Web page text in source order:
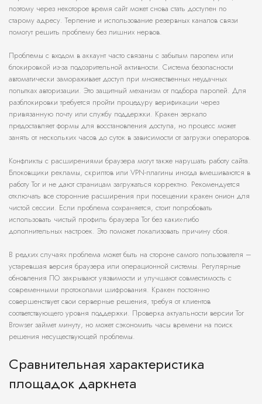
поэтому через некоторое время сайт может снова стать доступен по
старому адресу. Терпение и использование резервных каналов связи
помогут решить проблему без лишних нервов.
Проблемы с входом в аккаунт часто связаны с забытым паролем или
блокировкой из-за подозрительной активности. Система безопасности
автоматически замораживает доступ при множественных неудачных
попытках авторизации. Это защитный механизм от подбора паролей. Для
разблокировки требуется пройти процедуру верификации через
привязанную почту или службу поддержки. Кракен зеркало
предоставляет формы для восстановления доступа, но процесс может
занять от нескольких часов до суток в зависимости от загрузки операторов.
Конфликты с расширениями браузера могут также нарушать работу сайта.
Блоковщики рекламы, скриптов или VPN-плагины иногда вмешиваются в
работу Tor и не дают страницам загружаться корректно. Рекомендуется
отключать все сторонние расширения при посещении кракен онион для
чистой сессии. Если проблема сохраняется, стоит попробовать
использовать чистый профиль браузера Tor без каких-либо
дополнительных настроек. Это поможет локализовать причину сбоя.
В редких случаях проблема может быть на стороне самого пользователя –
устаревшая версия браузера или операционной системы. Регулярные
обновления ПО закрывают уязвимости и улучшают совместимость с
современными протоколами шифрования. Кракен постоянно
совершенствует свои серверные решения, требуя от клиентов
соответствующего уровня поддержки. Проверка актуальности версии Tor
Browser займет минуту, но может сэкономить часы времени на поиск
решения несуществующей проблемы.
Сравнительная характеристика
площадок даркнета